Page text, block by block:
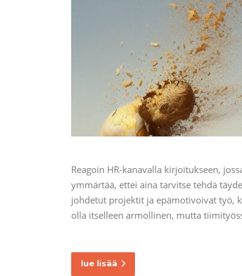
Reagoin HR-kanavalla kirjoitukseen,
ymmärtää, ettei aina tarvitse tehdä
johdetut projektit ja epämotivoivat työ,
olla itselleen armollinen, mutta
lue lisää